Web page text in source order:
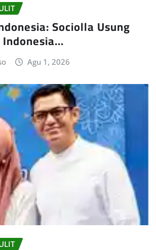
Sociolla Usung
Indonesia…
Agu 1, 2026